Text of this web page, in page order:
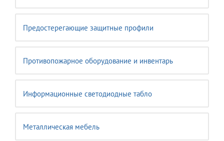
Предостерегающие защитные профили
Противопожарное оборудование и инвентарь
Информационные светодиодные табло
Металлическая мебель